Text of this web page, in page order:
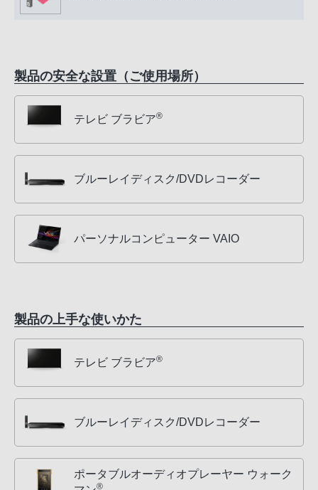
製品の安全な設置（ご使用場所）
テレビ ブラビア®
ブルーレイディスク/DVDレコーダー
パーソナルコンピューター VAIO
製品の上手な使いかた
テレビ ブラビア®
ブルーレイディスク/DVDレコーダー
ポータブルオーディオプレーヤー ウォーク
®